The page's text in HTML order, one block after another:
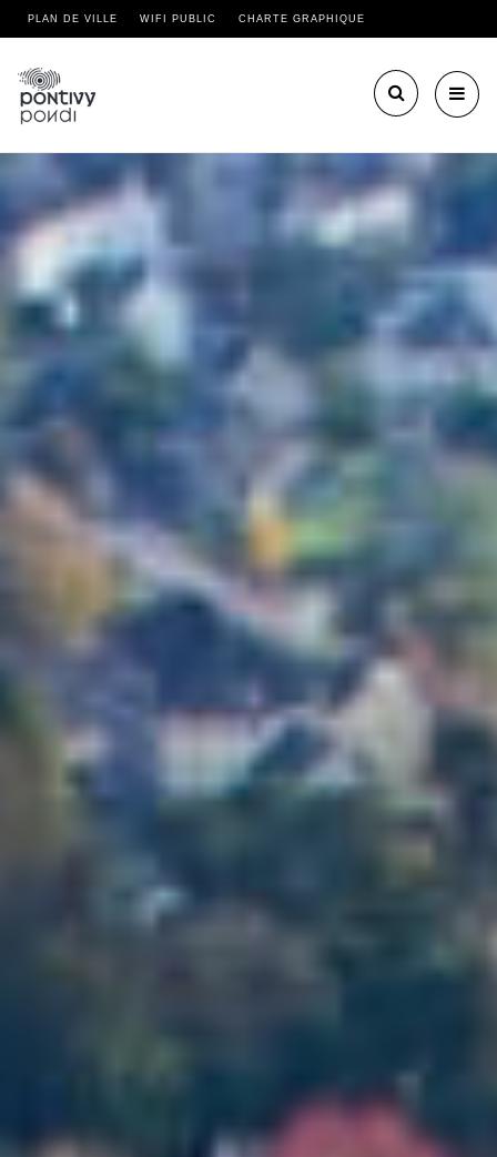
PLAN DE VILLE WIFI PUBLIC CHARTE GRAPHIQUE